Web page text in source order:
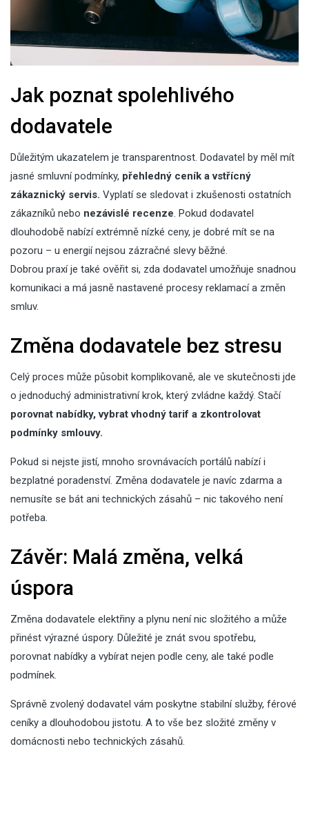
Jak poznat spolehlivého
dodavatele
Důležitým ukazatelem je transparentnost. Dodavatel by měl mít
jasné smluvní podmínky, přehledný ceník a vstřícný
zákaznický servis. Vyplatí se sledovat i zkušenosti ostatních
zákazníků nebo nezávislé recenze . Pokud dodavatel
dlouhodobě nabízí extrémně nízké ceny, je dobré mít se na
pozoru – u energií nejsou zázračné slevy běžné.
Dobrou praxí je také ověřit si, zda dodavatel umožňuje snadnou
komunikaci a má jasně nastavené procesy reklamací a změn
smluv.
Změna dodavatele bez stresu
Celý proces může působit komplikovaně, ale ve skutečnosti jde
o jednoduchý administrativní krok, který zvládne každý. Stačí
porovnat nabídky, vybrat vhodný tarif a zkontrolovat
podmínky smlouvy.
Pokud si nejste jistí, mnoho srovnávacích portálů nabízí i
bezplatné poradenství. Změna dodavatele je navíc zdarma a
nemusíte se bát ani technických zásahů – nic takového není
potřeba.
Závěr: Malá změna, velká
úspora
Změna dodavatele elektřiny a plynu není nic složitého a může
přinést výrazné úspory. Důležité je znát svou spotřebu,
porovnat nabídky a vybírat nejen podle ceny, ale také podle
podmínek.
Správně zvolený dodavatel vám poskytne stabilní služby, férové
ceníky a dlouhodobou jistotu. A to vše bez složité změny v
domácnosti nebo technických zásahů.